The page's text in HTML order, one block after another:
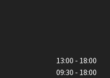
13:00 - 18:00
09:30 - 18:00